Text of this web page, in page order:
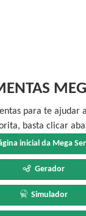
para te ajudar
basta clicar
inicial da Mega
Gerador
Simulador